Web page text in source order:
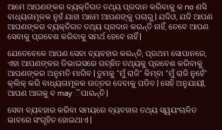
ଆମେ ଆପଣଙ୍କର ବ୍ୟକ୍ତିଗତ ତଥ୍ୟ ପ୍ରଦାନ କରିବାକୁ କ no ଣସି
ବାଧ୍ୟତାମୂଳକ ନୁହଁ ଯାହା ଆମେ ଆପଣଙ୍କୁ ପଚାରୁ | ଯଦିଓ, ଯଦି ଆପଣ
ଆପଣଙ୍କର ବ୍ୟକ୍ତିଗତ ତଥ୍ୟ ପ୍ରଦାନ କରନ୍ତି ନାହିଁ, ତେବେ ଆପଣ
ସେବାକୁ ପ୍ରବେଶ କରିବାକୁ ସମର୍ଥ ହେବେ ନାହିଁ |
ଯେତେବେଳେ ଆପଣ ସେବା ବ୍ୟବହାର କରନ୍ତି, ପ୍ରଥମ ସୋପାନରେ,
ଏହା ଆପଣଙ୍କର ଡିଭାଇସରେ ଗଚ୍ଛିତ ତଥ୍ୟକୁ ପ୍ରବେଶ କରିବାକୁ
ଆପଣଙ୍କର ଅନୁମତି ମାଗିବ | ତୁମକୁ “ମୁଁ ରାଜି” କିମ୍ବା “ମୁଁ ରାଜି ନୁହେଁ”
କ୍ଲିକ୍ କରି ବାଧ୍ୟତାମୂଳକ ଉତ୍ତର ଦେବାକୁ ପଡିବ | ସେହି ଅନୁଯାୟୀ,
ଆପଣ ଆଗକୁ ବ may ିପାରନ୍ତି |
ସେବା ବ୍ୟବହାର କରିବା ସମୟରେ ବ୍ୟବହାର ତଥ୍ୟ ସ୍ୱୟଂଚାଳିତ
ଭାବରେ ସଂଗୃହିତ ହୋଇଥାଏ |